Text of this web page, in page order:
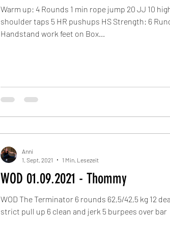
Warm up: 4 Rounds 1 min rope jump 20 JJ 10
shoulder taps 5 HR pushups HS Strength: 6
Handstand work feet on Box...
WOD 01.09.2021 - Thommy
WOD The Terminator 6 rounds 62,5/42,5 kg 12
strict pull up 6 clean and jerk 5 burpees over bar
Anni
1. Sept. 2021
1 Min. Lesezeit